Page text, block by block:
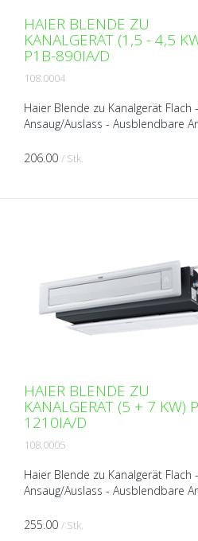
HAIER BLENDE ZU
KANALGERÄT (1,5 - 4,5
P1B-890IA/D
108.0004
Haier Blende zu Kanalgerät Flach
Ansaug/Auslass - Ausblendbare
horizontal/vertikal elektrisch
206.00 / Stk.
HAIER BLENDE ZU
KANALGERÄT (5 + 7 KW)
1210IA/D
108.0005
Haier Blende zu Kanalgerät Flach
Ansaug/Auslass - Ausblendbare
horizontal/vertikal elektrisch
255.00 / Stk.